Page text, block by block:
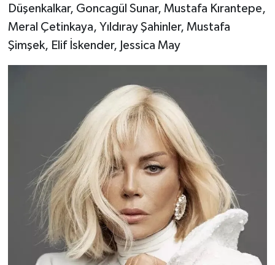
Düşenkalkar, Goncagül Sunar, Mustafa Kırantepe,
Meral Çetinkaya, Yıldıray Şahinler, Mustafa
Şimşek, Elif İskender, Jessica May